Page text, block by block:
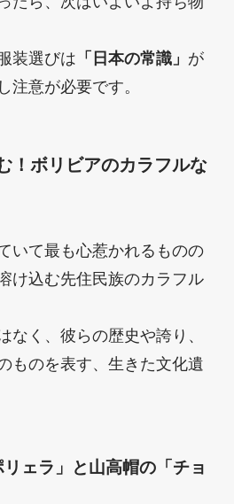
装選びは 「日本の常識」 が
注意が必要です。
！ボリビアのカラフルな
いて最も心惹かれるものの
け込む先住民族のカラフル
なく、彼らの歴史や誇り、
ものを表す、生きた文化遺
ェラ」と山高帽の「チョ